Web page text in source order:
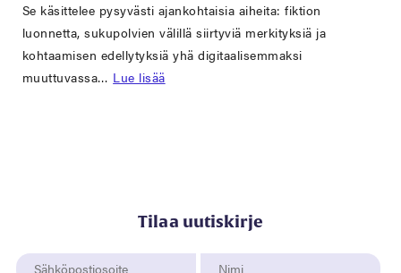
Se käsittelee pysyvästi ajankohtaisia aiheita: fiktion
luonnetta, sukupolvien välillä siirtyviä merkityksiä ja
kohtaamisen edellytyksiä yhä digitaalisemmaksi
muuttuvassa… Lue lisää
Tilaa uutiskirje